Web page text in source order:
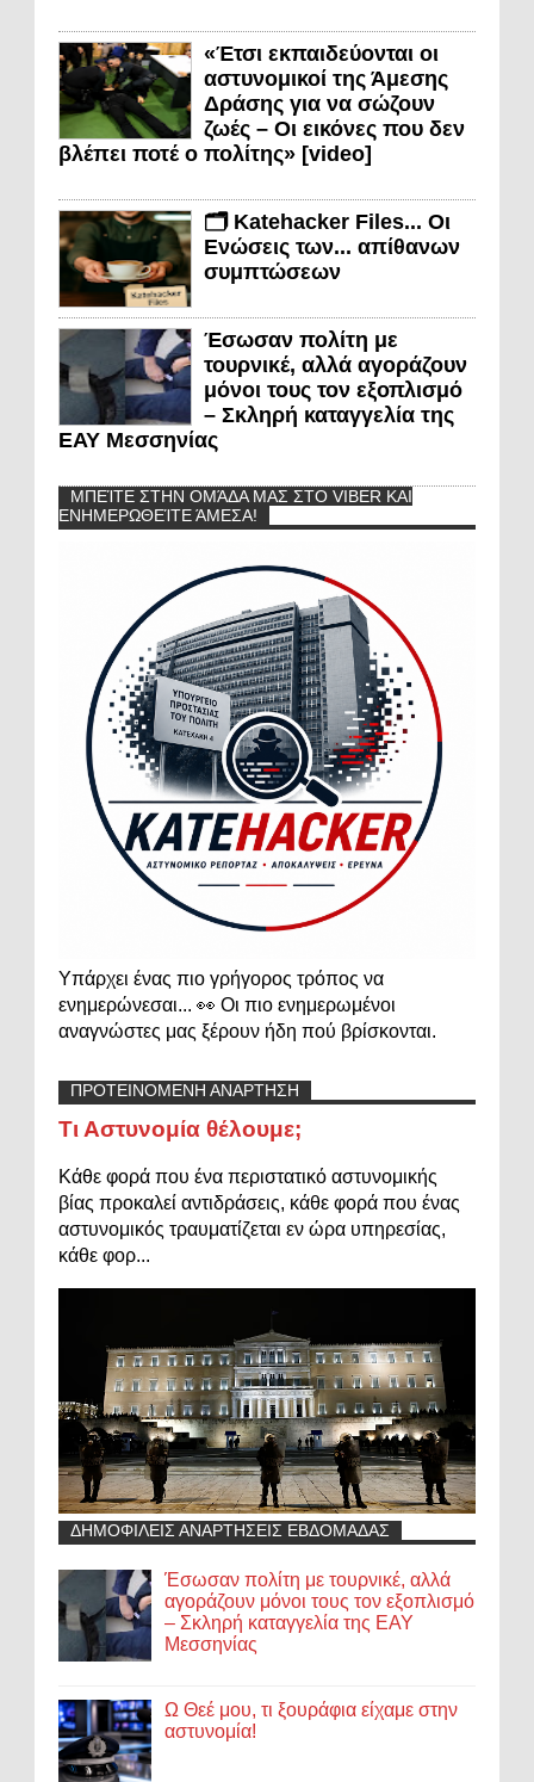
«Έτσι εκπαιδεύονται οι
αστυνομικοί της Άμεσης
Δράσης για να σώζουν
ζωές – Οι εικόνες που δεν
βλέπει ποτέ ο πολίτης» [video]
🗂️ Katehacker Files... Οι
Ενώσεις των... απίθανων
συμπτώσεων
Έσωσαν πολίτη με
τουρνικέ, αλλά αγοράζουν
μόνοι τους τον εξοπλισμό
– Σκληρή καταγγελία της
ΕΑΥ Μεσσηνίας
ΜΠΕΊΤΕ ΣΤΗΝ ΟΜΆΔΑ ΜΑΣ ΣΤΟ VIBER ΚΑΙ
ΕΝΗΜΕΡΩΘΕΊΤΕ ΆΜΕΣΑ!
Υπάρχει ένας πιο γρήγορος τρόπος να
ενημερώνεσαι... 👀 Οι πιο ενημερωμένοι
αναγνώστες μας ξέρουν ήδη πού βρίσκονται.
ΠΡΟΤΕΙΝΟΜΕΝΗ ΑΝΑΡΤΗΣΗ
Τι Αστυνομία θέλουμε;
Κάθε φορά που ένα περιστατικό αστυνομικής
βίας προκαλεί αντιδράσεις, κάθε φορά που ένας
αστυνομικός τραυματίζεται εν ώρα υπηρεσίας,
κάθε φορ...
ΔΗΜΟΦΙΛΕΙΣ ΑΝΑΡΤΗΣΕΙΣ ΕΒΔΟΜΑΔΑΣ
Έσωσαν πολίτη με τουρνικέ, αλλά
αγοράζουν μόνοι τους τον εξοπλισμό
– Σκληρή καταγγελία της ΕΑΥ
Μεσσηνίας
Ω Θεέ μου, τι ξουράφια είχαμε στην
αστυνομία!